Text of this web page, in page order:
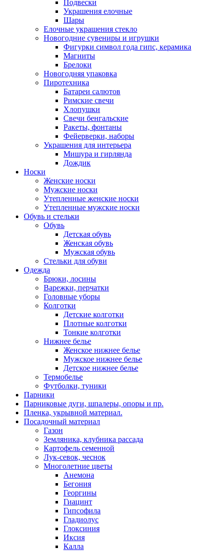
Подвески
Украшения елочные
Шары
Елочные украшения стекло
Новогодние сувениры и игрушки
Фигурки символ года гипс, керамика
Магниты
Брелоки
Новогодняя упаковка
Пиротехника
Батареи салютов
Римские свечи
Хлопушки
Свечи бенгальские
Ракеты, фонтаны
Фейерверки, наборы
Украшения для интерьера
Мишура и гирлянда
Дождик
Носки
Женские носки
Мужские носки
Утепленные женские носки
Утепленные мужские носки
Обувь и стельки
Обувь
Детская обувь
Женская обувь
Мужская обувь
Стельки для обуви
Одежда
Брюки, лосины
Варежки, перчатки
Головные уборы
Колготки
Детские колготки
Плотные колготки
Тонкие колготки
Нижнее белье
Женское нижнее белье
Мужское нижнее белье
Детское нижнее белье
Термобелье
Футболки, туники
Парники
Парниковые дуги, шпалеры, опоры и пр.
Пленка, укрывной материал.
Посадочный материал
Газон
Земляника, клубника рассада
Картофель семенной
Лук-севок, чеснок
Многолетние цветы
Анемона
Бегония
Георгины
Гиацинт
Гипсофила
Гладиолус
Глоксиния
Иксия
Калла